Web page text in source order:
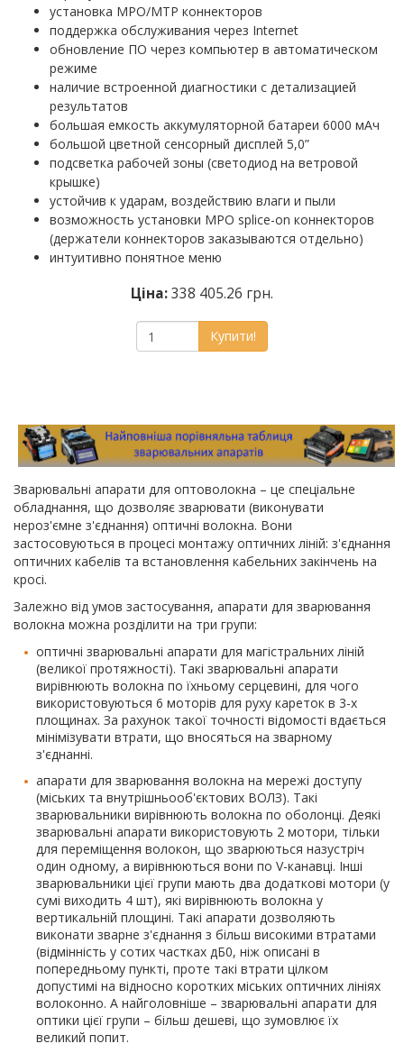
установка MPO/MTP коннекторов
поддержка обслуживания через Internet
обновление ПО через компьютер в автоматическом
режиме
наличие встроенной диагностики с детализацией
результатов
большая емкость аккумуляторной батареи 6000 мАч
большой цветной сенсорный дисплей 5,0”
подсветка рабочей зоны (светодиод на ветровой
крышке)
устойчив к ударам, воздействию влаги и пыли
возможность установки MPO splice-on коннекторов
(держатели коннекторов заказываются отдельно)
интуитивно понятное меню
Ціна:338 405.26 грн.
Купити!
Зварювальні апарати для оптоволокна – це спеціальне
обладнання, що дозволяє зварювати (виконувати
нероз'ємне з'єднання) оптичні волокна. Вони
застосовуються в процесі монтажу оптичних ліній: з'єднання
оптичних кабелів та встановлення кабельних закінчень на
кросі.
Залежно від умов застосування, апарати для зварювання
волокна можна розділити на три групи:
оптичні зварювальні апарати для магістральних ліній
(великої протяжності). Такі зварювальні апарати
вирівнюють волокна по їхньому серцевині, для чого
використовуються 6 моторів для руху кареток в 3-х
площинах. За рахунок такої точності відомості вдається
мінімізувати втрати, що вносяться на зварному
з'єднанні.
апарати для зварювання волокна на мережі доступу
(міських та внутрішньооб'єктових ВОЛЗ). Такі
зварювальники вирівнюють волокна по оболонці. Деякі
зварювальні апарати використовують 2 мотори, тільки
для переміщення волокон, що зварюються назустріч
один одному, а вирівнюються вони по V-канавці. Інші
зварювальники цієї групи мають два додаткові мотори (у
сумі виходить 4 шт), які вирівнюють волокна у
вертикальній площині. Такі апарати дозволяють
виконати зварне з'єднання з більш високими втратами
(відмінність у сотих частках дБ0, ніж описані в
попередньому пункті, проте такі втрати цілком
допустимі на відносно коротких міських оптичних лініях
волоконно. А найголовніше – зварювальні апарати для
оптики цієї групи – більш дешеві, що зумовлює їх
великий попит.